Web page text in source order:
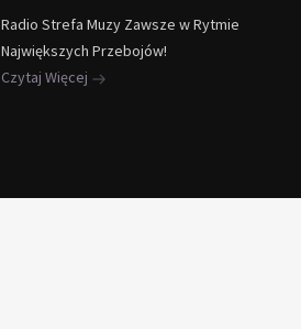
Radio Strefa Muzy Zawsze w Rytmie
Największych Przebojów!
Czytaj Więcej